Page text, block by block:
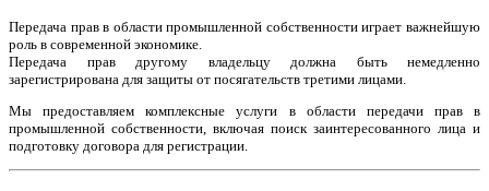
Передача прав в области промышленной собственности играет важнейшую
роль в современной экономике.
Передача прав другому владельцу должна быть немедленно
зарегистрирована для защиты от посягательств третими лицами.
Мы предоставляем комплексные услуги в области передачи прав в
промышленной собственности, включая поиск заинтересованного лица и
подготовку договора для регистрации.